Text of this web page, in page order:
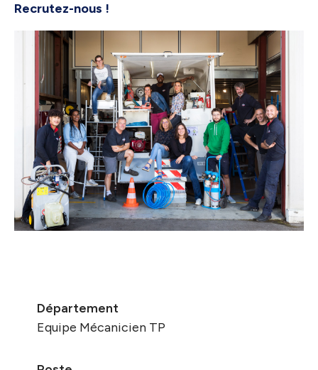
Recrutez-nous !
Département
Equipe Mécanicien TP